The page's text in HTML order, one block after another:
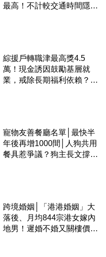
最高！不計較交通時間隱形
綜援戶轉職津最高獎4.5
萬！現金誘因鼓勵基層就
業，戒除長期福利依賴？鄧
寵物友善餐廳名單│最快半
年後再增1000間│人狗共用
餐具惹爭議？狗主長文撐
跨境婚姻│「港港婚姻」大
落後、月均844宗港女嫁內
地男！遲婚不婚又關樓價